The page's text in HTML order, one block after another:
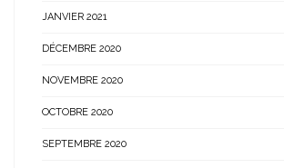
JANVIER 2021
DÉCEMBRE 2020
NOVEMBRE 2020
OCTOBRE 2020
SEPTEMBRE 2020